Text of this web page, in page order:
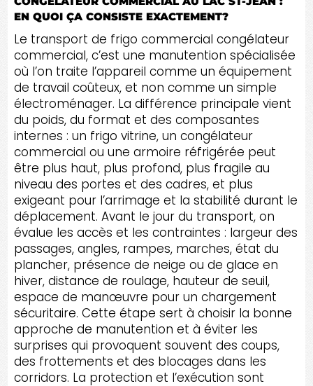
EN QUOI ÇA CONSISTE EXACTEMENT?
Le transport de frigo commercial congélateur
commercial, c’est une manutention spécialisée
où l’on traite l’appareil comme un équipement
de travail coûteux, et non comme un simple
électroménager. La différence principale vient
du poids, du format et des composantes
internes : un frigo vitrine, un congélateur
commercial ou une armoire réfrigérée peut
être plus haut, plus profond, plus fragile au
niveau des portes et des cadres, et plus
exigeant pour l’arrimage et la stabilité durant le
déplacement. Avant le jour du transport, on
évalue les accès et les contraintes : largeur des
passages, angles, rampes, marches, état du
plancher, présence de neige ou de glace en
hiver, distance de roulage, hauteur de seuil,
espace de manœuvre pour un chargement
sécuritaire. Cette étape sert à choisir la bonne
approche de manutention et à éviter les
surprises qui provoquent souvent des coups,
des frottements et des blocages dans les
corridors. La protection et l’exécution sont